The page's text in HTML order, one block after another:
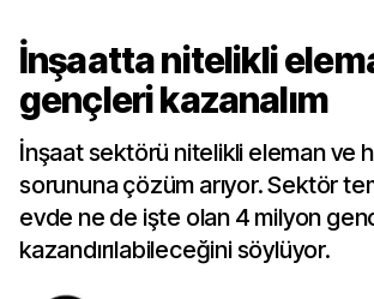
İnşaatta nitelikli
gençleri kazanalım
İnşaat sektörü nitelikli eleman ve
sorununa çözüm arıyor. Sektör
evde ne de işte olan 4 milyon
kazandırılabileceğini söylüyor.